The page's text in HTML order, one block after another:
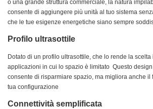
o una grande struttura commerciale, la natura
consente di aggiungere più unità al tuo sistema
che le tue esigenze energetiche siano sempre
Profilo ultrasottile
Dotato di un profilo ultrasottile, che lo rende la scelta
applicazioni in cui lo spazio è limitato Questo
consente di risparmiare spazio, ma migliora anche il
tua configurazione
Connettività semplificata